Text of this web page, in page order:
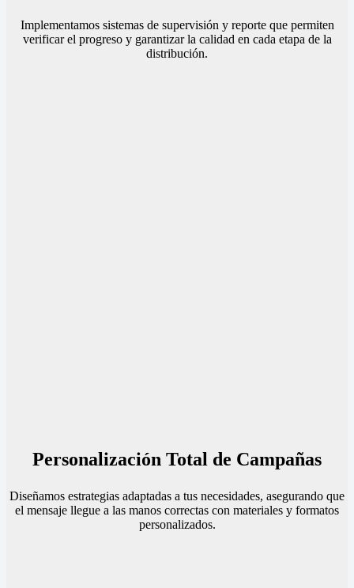
Implementamos sistemas de supervisión y reporte que permiten
verificar el progreso y garantizar la calidad en cada etapa de la
distribución.
Personalización Total de Campañas
Diseñamos estrategias adaptadas a tus necesidades, asegurando que
el mensaje llegue a las manos correctas con materiales y formatos
personalizados.